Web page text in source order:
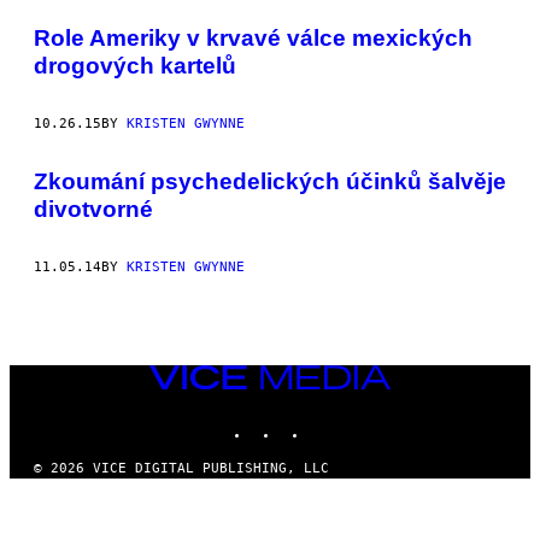
POSTS
BY
Role Ameriky v krvavé válce mexických
drogových kartelů
10.26.15BY KRISTEN GWYNNE
Zkoumání psychedelických účinků šalvěje
divotvorné
11.05.14BY KRISTEN GWYNNE
VICE
MEDIA
© 2026 VICE DIGITAL PUBLISHING, LLC